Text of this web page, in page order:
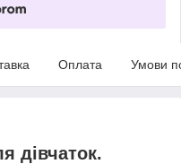
Оплата Умови
дівчаток.